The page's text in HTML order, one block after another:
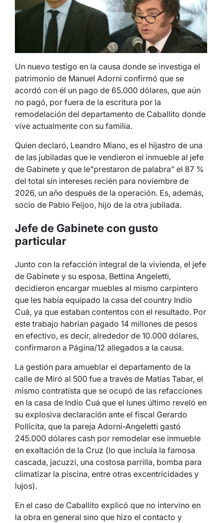
Un nuevo testigo en la causa donde se investiga el
patrimonio de Manuel Adorni confirmó que se
acordó con él un pago de 65.000 dólares, que aún
no pagó, por fuera de la escritura por la
remodelación del departamento de Caballito donde
vive actualmente con su familia.
Quien declaró, Leandro Miano, es el hijastro de una
de las jubiladas que le vendieron el inmueble al jefe
de Gabinete y que le”prestaron de palabra” el 87 %
del total sin intereses recién para noviembre de
2026, un año después de la operación. Es, además,
socio de Pablo Feijoo, hijo de la otra jubilada.
Jefe de Gabinete con gusto
particular
Junto con la refacción integral de la vivienda, el jefe
de Gabinete y su esposa, Bettina Angeletti,
decidieron encargar muebles al mismo carpintero
que les había equipado la casa del country Indio
Cuá, ya que estaban contentos con el resultado. Por
este trabajo habrían pagado 14 millones de pesos
en efectivo, es decir, alrededor de 10.000 dólares,
confirmaron a Página/12 allegados a la causa.
La gestión para amueblar el departamento de la
calle de Miró al 500 fue a través de Matías Tabar, el
mismo contratista que se ocupó de las refacciones
en la casa de Indio Cuá que el lunes último reveló en
su explosiva declaración ante el fiscal Gerardo
Pollicita, que la pareja Adorni-Angeletti gastó
245.000 dólares cash por remodelar ese inmueble
en exaltación de la Cruz (lo que incluía la famosa
cascada, jacuzzi, una costosa parrilla, bomba para
climatizar la piscina, entre otras excentricidades y
lujos).
En el caso de Caballito explicó que no intervino en
la obra en general sino que hizo el contacto y